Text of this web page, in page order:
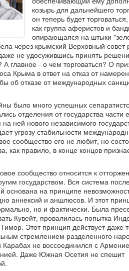
козырь для дальнейшего
он теперь будет
как группа аферистов и
опирающаяся на штыки
через крымский Верховный
не удосужившись принять
главное - о чем торговаться? О
Крыма в ответ на отказ от
об отказе от международных
было много успешных
отделения от государства части
ней нового независимого
угрозу стабильности
сообщество его не любит, но
как правило, в конце концов
сообщество относится к
государством. Вся система
основана на принципе
аннексий и аншлюсов. И этот
но и фактически. Была
Кувейт, провалилась попытка
Этот принцип действует даже
стремлением разделенного
не воссоединился с
Даже Южная Осетия не спешит